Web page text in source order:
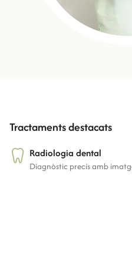
Tractaments destacats
Radiologia dental
Diagnòstic precís amb